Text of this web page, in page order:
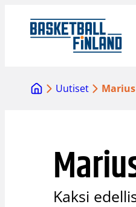
sisältöön
Uutiset
Kaksi